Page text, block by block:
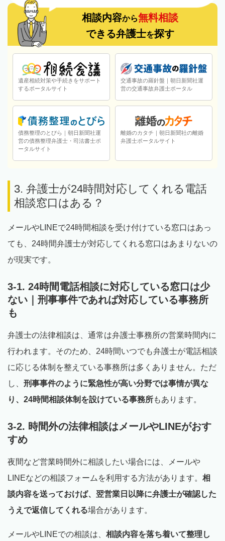
相談内容から無料相談
できる弁護士を探す
遺産相続対策や手続きをサポート
するポータルサイト
交通事故の羅針盤｜朝日新聞社運
営の交通事故弁護士ポータル
債務整理のとびら｜朝日新聞社運
営の債務整理弁護士・司法書士ポ
ータルサイト
離婚のカタチ｜朝日新聞社の離婚
弁護士ポータルサイト
3. 弁護士が24時間対応してくれる電話
相談窓口はある？
メールやLINEで24時間相談を受け付けている窓口はあっ
ても、24時間弁護士が対応してくれる窓口はあまりないの
が現実です。
3-1. 24時間電話相談に対応している窓口は少
ない｜刑事事件であれば対応している事務所
も
弁護士の法律相談は、通常は弁護士事務所の営業時間内に
行われます。そのため、24時間いつでも弁護士が電話相談
に応じる体制を整えている事務所は多くありません。ただ
し、 刑事事件のように緊急性が高い分野では事情が異な
り、24時間相談体制を設けている事務所もあります。
3-2. 時間外の法律相談はメールやLINEがおす
すめ
夜間など営業時間外に相談したい場合には、メールや
LINEなどの相談フォームを利用する方法があります。 相
談内容を送っておけば、翌営業日以降に弁護士が確認した
うえで返信してくれる場合があります。
メールやLINEでの相談は、 相談内容を落ち着いて整理し